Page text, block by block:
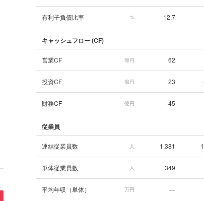
有利子負債比率 % 12.7
キャッシュフロー (CF)
営業CF 億円 62
投資CF 億円 23
財務CF 億円 -45
従業員
連結従業員数 人 1,381
単体従業員数 人 349
平均年収（単体） 万円 —